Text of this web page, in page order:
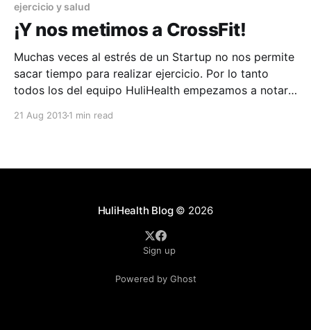
ejercicio y salud
¡Y nos metimos a CrossFit!
Muchas veces al estrés de un Startup no nos permite
sacar tiempo para realizar ejercicio. Por lo tanto
todos los del equipo HuliHealth empezamos a notar
los deliciosos postres de Keyla y los snacks a veces
21 Aug 20131 min read
HuliHealth Blog© 2026
Sign up
Powered by Ghost